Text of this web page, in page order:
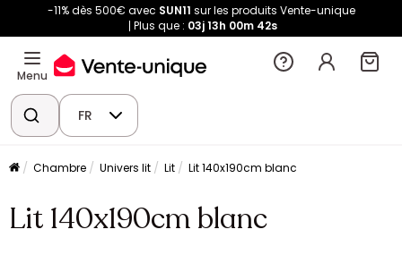
-11% dès 500€ avec SUN11 sur les produits Vente-unique
Plus que : 03j 13h 00m 42s
Menu
FR
Chambre Univers lit Lit Lit 140x190cm blanc
Lit 140x190cm blanc